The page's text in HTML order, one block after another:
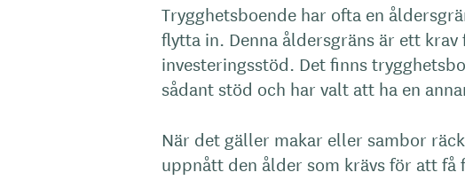
Trygghetsboende har ofta en
flytta in. Denna åldersgräns är ett
investeringsstöd. Det finns
sådant stöd och har valt att ha en
När det gäller makar eller sambor
uppnått den ålder som krävs för att få